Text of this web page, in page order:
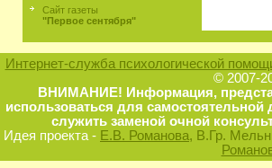
Сайт газеты
"Первое сентября"
Интернет-служба психологической
© 2007-
ВНИМАНИЕ! Информация,
использоваться для самостоятельной
служить заменой очной
Идея проекта - Е.В. Романова, В.Гр.